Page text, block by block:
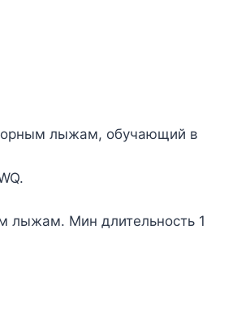
лыжам, обучающий в
лыжам. Мин длительность 1